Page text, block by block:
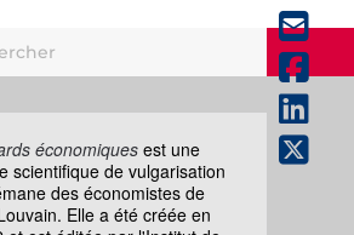
économiques est une
scientifique de vulgarisation
des économistes de
Elle a été créée en